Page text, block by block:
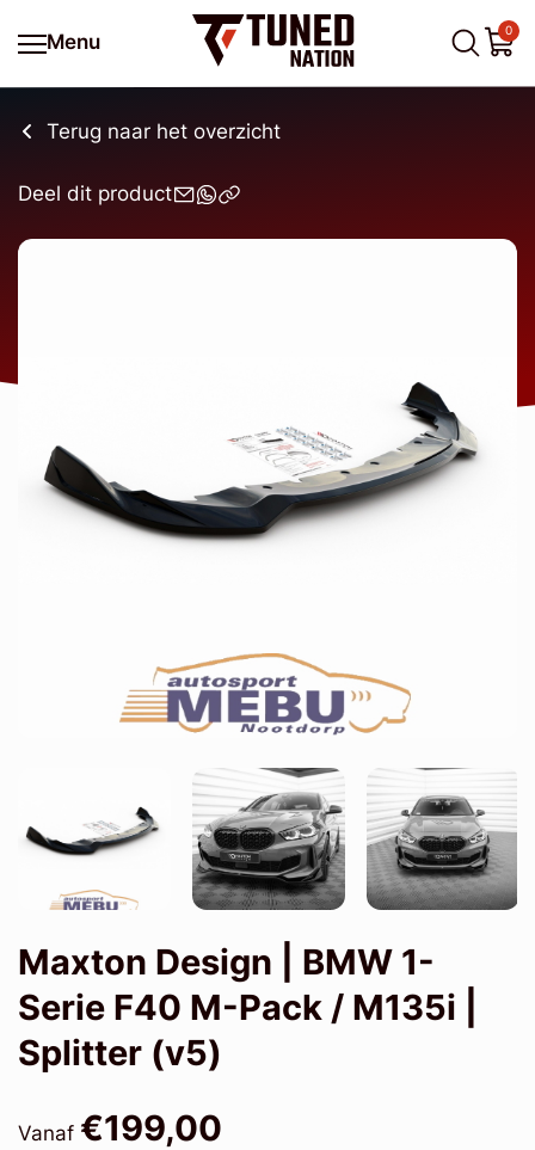
Menu
0
Terug naar het overzicht
Deel dit product
Maxton Design | BMW 1-
Serie F40 M-Pack / M135i |
Splitter (v5)
Vanaf €199,00